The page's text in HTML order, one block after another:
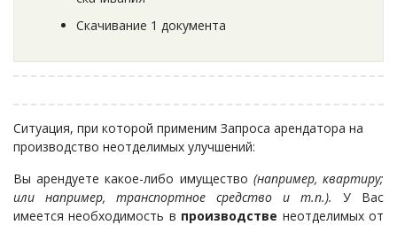
Скачивание 1 документа
Ситуация, при которой применим Запроса арендатора на
производство неотделимых улучшений:
Вы арендуете какое-либо имущество (например, квартиру;
или например, транспортное средство и т.п.).
У Вас
имеется необходимость в производстве неотделимых от